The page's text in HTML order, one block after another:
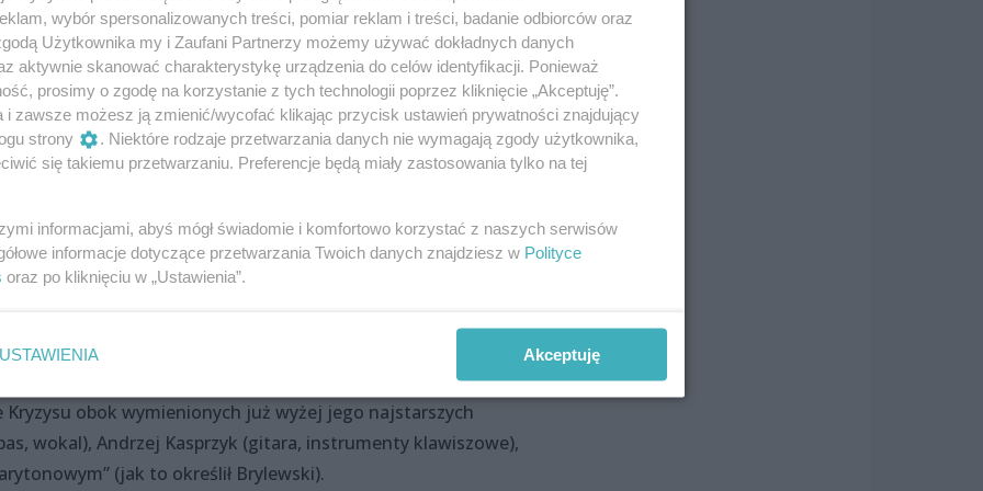
jakim jest tegoroczny album zespołu – „Kryzys
żywiołowo, ale chyba jednak nie tak emocjonalnie jak
Może z powodu średniej wieku, która była dość
tego dnia Dni Morza....Oczywiście największeożywienie
szlagierów Kryzysu. Podobnie było z „Je T`Aime Moi
spełniał tym razem nie Brylu, a perkusista zespołu –
obdarzał mniej lub bardziej dosadnymi
czy mediów. „Sygnał”, „Wojny gwiezdne”, „Armagedon”
Woźniaka to następneutwory, które Kryzys nam
Kryzysu obok wymienionych już wyżej jego najstarszych
wokal), Andrzej Kasprzyk (gitara, instrumenty klawiszowe),
(jak to określił Brylewski).
wybór spersonalizowanych treści, pomiar reklam i treści, badanie odbiorców oraz
Użytkownika my i Zaufani Partnerzy możemy używać dokładnych danych
aktywnie skanować charakterystykę urządzenia do celów identyfikacji. Ponieważ
prosimy o zgodę na korzystanie z tych technologii poprzez kliknięcie „Akceptuję”.
i zawsze możesz ją zmienić/wycofać klikając przycisk ustawień prywatności znajdujący
strony
. Niektóre rodzaje przetwarzania danych nie wymagają zgody użytkownika,
się takiemu przetwarzaniu. Preferencje będą miały zastosowania tylko na tej
informacjami, abyś mógł świadomie i komfortowo korzystać z naszych serwisów
informacje dotyczące przetwarzania Twoich danych znajdziesz w Polityce
oraz po kliknięciu w „Ustawienia”.
USTAWIENIA Akceptuję